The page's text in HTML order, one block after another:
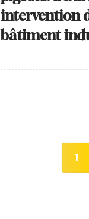
intervention
bâtiment
1